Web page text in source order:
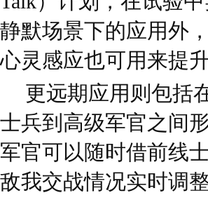
静默场景下的应用外
心灵感应也可用来提
更远期应用则包括
士兵到高级军官之间
军官可以随时借前线
敌我交战情况实时调